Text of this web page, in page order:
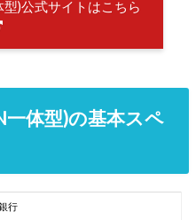
)公式サイトはこちら
体型)の基本スペ
行